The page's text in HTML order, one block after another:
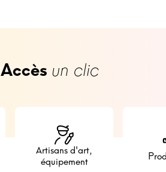
Accès un clic
Artisans d'art,
équipement